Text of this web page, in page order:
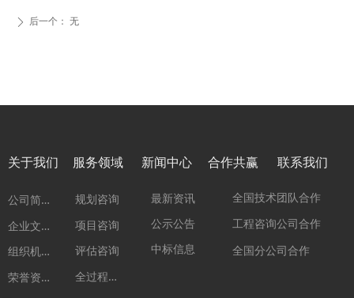
ꄲ 后一个： 无
公
司简介
企
业文化
组
织机构
荣
誉资质
关于我们
规划咨询
项目咨询
评估咨询
全
过程咨询
服务领域
最新资讯
公示公告
中标信息
新闻中心
全国技术团队合作
工程咨询公司合作
全国分公司合作
合作共赢 联系我们